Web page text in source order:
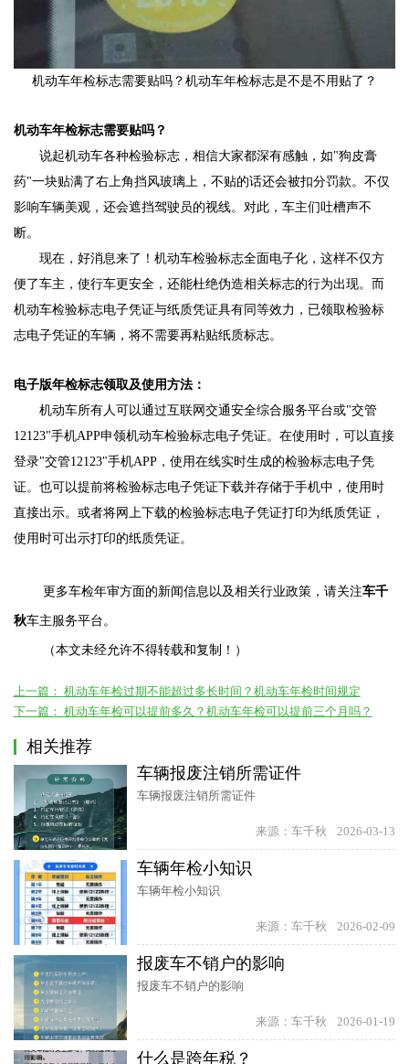
机动车年检标志需要贴吗？机动车年检标志是不是不用贴了？
机动车年检标志需要贴吗？
说起机动车各种检验标志，相信大家都深有感触，如"狗皮膏
药"一块贴满了右上角挡风玻璃上，不贴的话还会被扣分罚款。不仅
影响车辆美观，还会遮挡驾驶员的视线。对此，车主们吐槽声不
断。
现在，好消息来了！机动车检验标志全面电子化，这样不仅方
便了车主，使行车更安全，还能杜绝伪造相关标志的行为出现。而
机动车检验标志电子凭证与纸质凭证具有同等效力，已领取检验标
志电子凭证的车辆，将不需要再粘贴纸质标志。
电子版年检标志领取及使用方法：
机动车所有人可以通过互联网交通安全综合服务平台或"交管
12123"手机APP申领机动车检验标志电子凭证。在使用时，可以直接
登录"交管12123"手机APP，使用在线实时生成的检验标志电子凭
证。也可以提前将检验标志电子凭证下载并存储于手机中，使用时
直接出示。或者将网上下载的检验标志电子凭证打印为纸质凭证，
使用时可出示打印的纸质凭证。
更多车检年审方面的新闻信息以及相关行业政策，请关注车千
秋车主服务平台。
（本文未经允许不得转载和复制！）
上一篇： 机动车年检过期不能超过多长时间？机动车年检时间规定
下一篇： 机动车年检可以提前多久？机动车年检可以提前三个月吗？
相关推荐
车辆报废注销所需证件
车辆报废注销所需证件
来源：车千秋 2026-03-13
车辆年检小知识
车辆年检小知识
来源：车千秋 2026-02-09
报废车不销户的影响
报废车不销户的影响
来源：车千秋 2026-01-19
什么是跨年税？